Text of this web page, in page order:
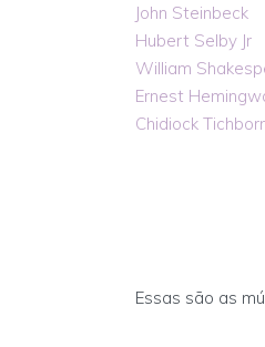
John Steinbeck
Hubert Selby Jr
William
Ernest
Chidiock
Essas são as